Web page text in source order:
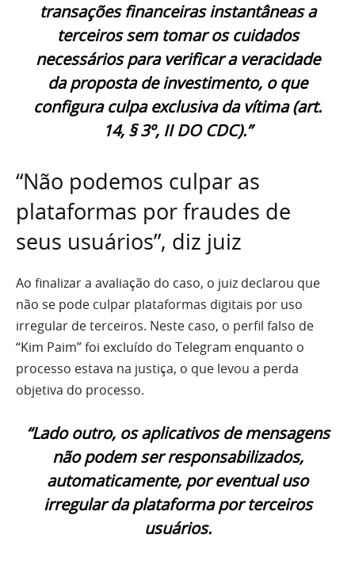
transações financeiras instantâneas a
terceiros sem tomar os cuidados
necessários para verificar a veracidade
da proposta de investimento, o que
configura culpa exclusiva da vítima (art.
14, § 3º, II DO CDC).”
“Não podemos culpar as
plataformas por fraudes de
seus usuários”, diz juiz
Ao finalizar a avaliação do caso, o juiz declarou que
não se pode culpar plataformas digitais por uso
irregular de terceiros. Neste caso, o perfil falso de
“Kim Paim” foi excluído do Telegram enquanto o
processo estava na justiça, o que levou a perda
objetiva do processo.
“Lado outro, os aplicativos de mensagens
não podem ser responsabilizados,
automaticamente, por eventual uso
irregular da plataforma por terceiros
usuários.